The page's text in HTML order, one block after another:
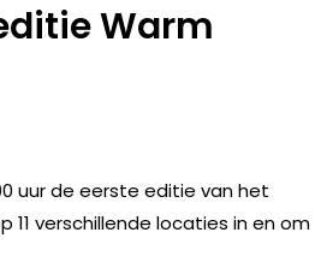
Warm
uur de eerste editie van het
11 verschillende locaties in en om